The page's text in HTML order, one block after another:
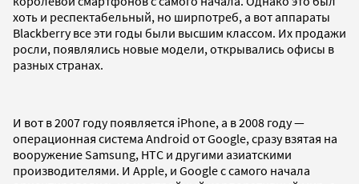
хоть и респектабельный, но ширпотреб, а вот аппараты
Blackberry все эти годы были высшим классом. Их продажи
росли, появлялись новые модели, открывались офисы в
разных странах.
И вот в 2007 году появляется iPhone, а в 2008 году —
операционная система Android от Google, сразу взятая на
вооружение Samsung, HTC и другими азиатскими
производителями. И Apple, и Google с самого начала